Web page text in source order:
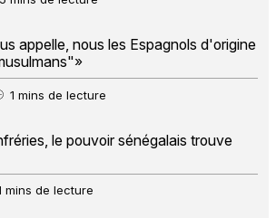
appelle, nous les Espagnols d'origine
1 mins de lecture
le pouvoir sénégalais trouve
mins de lecture